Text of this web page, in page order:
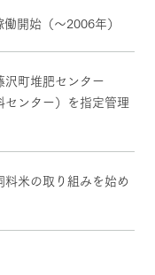
開始（～2006年）
町堆肥センター
センター）を指定管理
米の取り組みを始め